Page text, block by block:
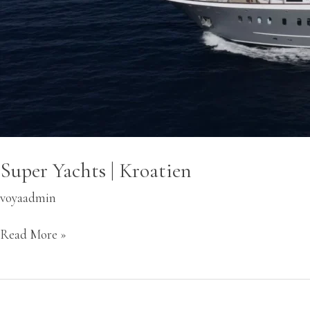
Super Yachts | Kroatien
voyaadmin
Read More »